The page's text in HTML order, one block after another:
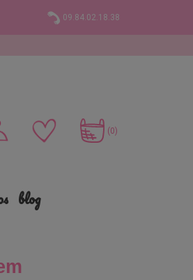
09.84.02.18.38
(0)
blog